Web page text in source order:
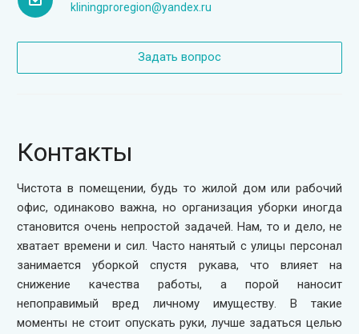
kliningproregion@yandex.ru
Задать вопрос
Контакты
Чистота в помещении, будь то жилой дом или рабочий
офис, одинаково важна, но организация уборки иногда
становится очень непростой задачей. Нам, то и дело, не
хватает времени и сил. Часто нанятый с улицы персонал
занимается уборкой спустя рукава, что влияет на
снижение качества работы, а порой наносит
непоправимый вред личному имуществу. В такие
моменты не стоит опускать руки, лучше задаться целью